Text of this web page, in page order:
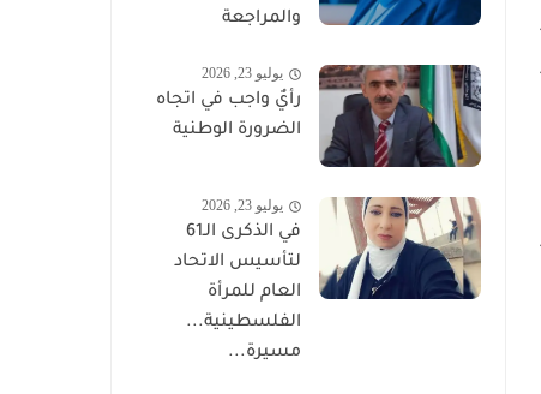
والمراجعة
يوليو 23, 2026
رأيٌ واجب في اتجاه
الضرورة الوطنية
يوليو 23, 2026
في الذكرى الـ61
لتأسيس الاتحاد
العام للمرأة
الفلسطينية...
مسيرة...